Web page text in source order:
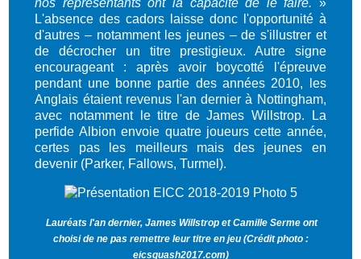
L'absence des cadors laisse donc l'opportunité à
d'autres – notamment les jeunes – de s'illustrer et
de décrocher un titre prestigieux. Autre signe
encourageant : après avoir boycotté l'épreuve
pendant une bonne partie des années 2010, les
Anglais étaient revenus l'an dernier à Nottingham,
avec notamment le titre de James Willstrop. La
perfide Albion envoie quatre joueurs cette année,
certes pas les meilleurs mais des jeunes en
devenir (Parker, Fallows, Turmel).
Lauréats l'an dernier, James Willstrop et Camille Serme ont
choisi de ne pas remettre leur titre en jeu (Crédit photo :
eicsquash2017.com)